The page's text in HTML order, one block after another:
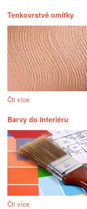
Tenkovrstvé omítky
Čti více
Barvy do interiéru
Čti více